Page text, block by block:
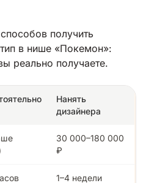
получить
в нише «Покемон»:
реально получаете.
Нанять
дизайнера
30 000–180 000
₽
1–4 недели